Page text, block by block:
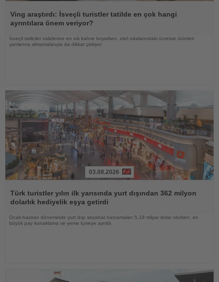
Oku
Ving araştırdı: İsveçli turistler tatilde en çok hangi
ayrıntılara önem veriyor?
İsveçli tatilciler valizlerine en sık kahve koyarken, otel odalarındaki ücretsiz ürünleri
yanlarına almamalarıyla da dikkat çekiyor
Oku
03.08.2026
Türk turistler yılın ilk yarısında yurt dışından 362 milyon
dolarlık hediyelik eşya getirdi
Ocak-haziran döneminde yurt dışı seyahat harcamaları 5,19 milyar dolar olurken, en
büyük pay konaklama ve yeme içmeye ayrıldı